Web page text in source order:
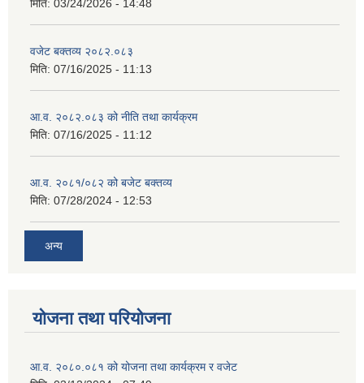
मिति: 03/24/2026 - 14:48
वजेट बक्तव्य २०८२.०८३
मिति: 07/16/2025 - 11:13
आ.व. २०८२.०८३ को नीति तथा कार्यक्रम
मिति: 07/16/2025 - 11:12
आ.व. २०८१/०८२ को बजेट बक्तव्य
मिति: 07/28/2024 - 12:53
अन्य
योजना तथा परियोजना
आ.व. २०८०.०८१ को योजना तथा कार्यक्रम र वजेट